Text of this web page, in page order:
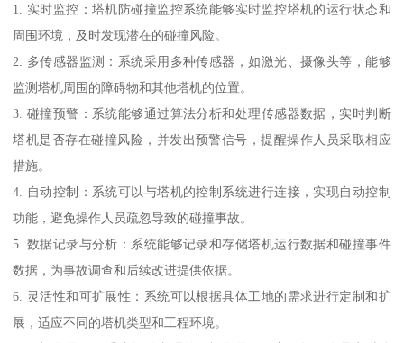
1. 实时监控：塔机防碰撞监控系统能够实时监控塔机的运行状态和
周围环境，及时发现潜在的碰撞风险。
2. 多传感器监测：系统采用多种传感器，如激光、摄像头等，能够
监测塔机周围的障碍物和其他塔机的位置。
3. 碰撞预警：系统能够通过算法分析和处理传感器数据，实时判断
塔机是否存在碰撞风险，并发出预警信号，提醒操作人员采取相应
措施。
4. 自动控制：系统可以与塔机的控制系统进行连接，实现自动控制
功能，避免操作人员疏忽导致的碰撞事故。
5. 数据记录与分析：系统能够记录和存储塔机运行数据和碰撞事件
数据，为事故调查和后续改进提供依据。
6. 灵活性和可扩展性：系统可以根据具体工地的需求进行定制和扩
展，适应不同的塔机类型和工程环境。